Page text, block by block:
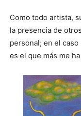
Como todo artista,
la presencia de
personal; en el
es el que más me